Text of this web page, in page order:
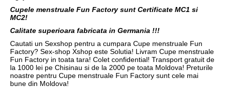
Cupele menstruale Fun Factory sunt Certificate MC1 si
MC2!
Calitate superioara fabricata in Germania !!!
Cautati un Sexshop pentru a cumpara Cupe menstruale Fun
Factory? Sex-shop Xshop este Solutia! Livram Cupe menstruale
Fun Factory in toata tara! Colet confidential! Transport gratuit de
la 1000 lei pe Chisinau si de la 2000 pe toata Moldova! Preturile
noastre pentru Cupe menstruale Fun Factory sunt cele mai
bune din Moldova!